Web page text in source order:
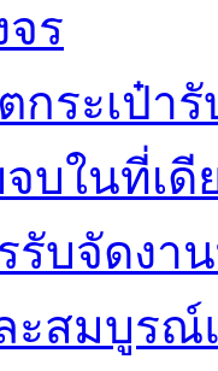
ร
กระเป๋า
บในที่เดี
บจัดงา
ะสมบูร